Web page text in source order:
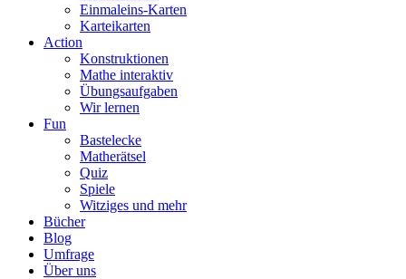
Einmaleins-Karten
Karteikarten
Action
Konstruktionen
Mathe interaktiv
Übungsaufgaben
Wir lernen
Fun
Bastelecke
Matherätsel
Quiz
Spiele
Witziges und mehr
Bücher
Blog
Umfrage
Über uns